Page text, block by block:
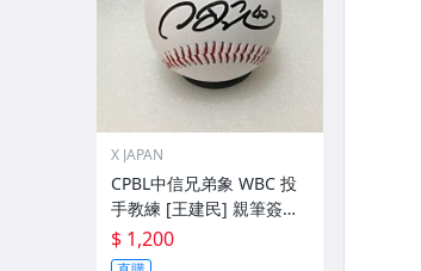
X JAPAN
CPBL中信兄弟象 WBC 投
手教練 [王建民] 親筆簽名
球 。一般空白簽名棒球上.
1
$ 1,200